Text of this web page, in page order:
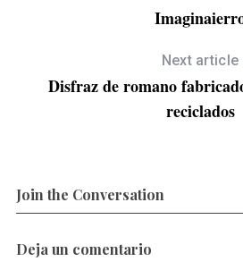
Next article
Disfraz de romano
reciclados
Join the Conversation
Deja un comentario